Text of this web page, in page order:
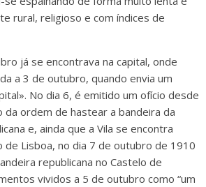
rural, religioso e com índices de
já se encontrava na capital, onde
a 3 de outubro, quando envia um
No dia 6, é emitido um ofício desde
da ordem de hastear a bandeira da
e, ainda que a Vila se encontra
Lisboa, no dia 7 de outubro de 1910
republicana no Castelo de
vividos a 5 de outubro como “um